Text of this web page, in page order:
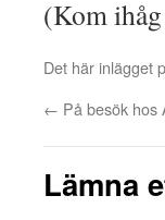
(Kom
Det här inlägget
← På besök hos
Lämna